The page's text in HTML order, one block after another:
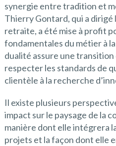
synergie entre tradition et
Thierry Gontard, qui a dirigé
retraite, a été mise à profit
fondamentales du métier à
dualité assure une
respecter les standards de
clientèle à la recherche
Il existe plusieurs
impact sur le paysage de la
manière dont elle intégrera
projets et la façon dont elle